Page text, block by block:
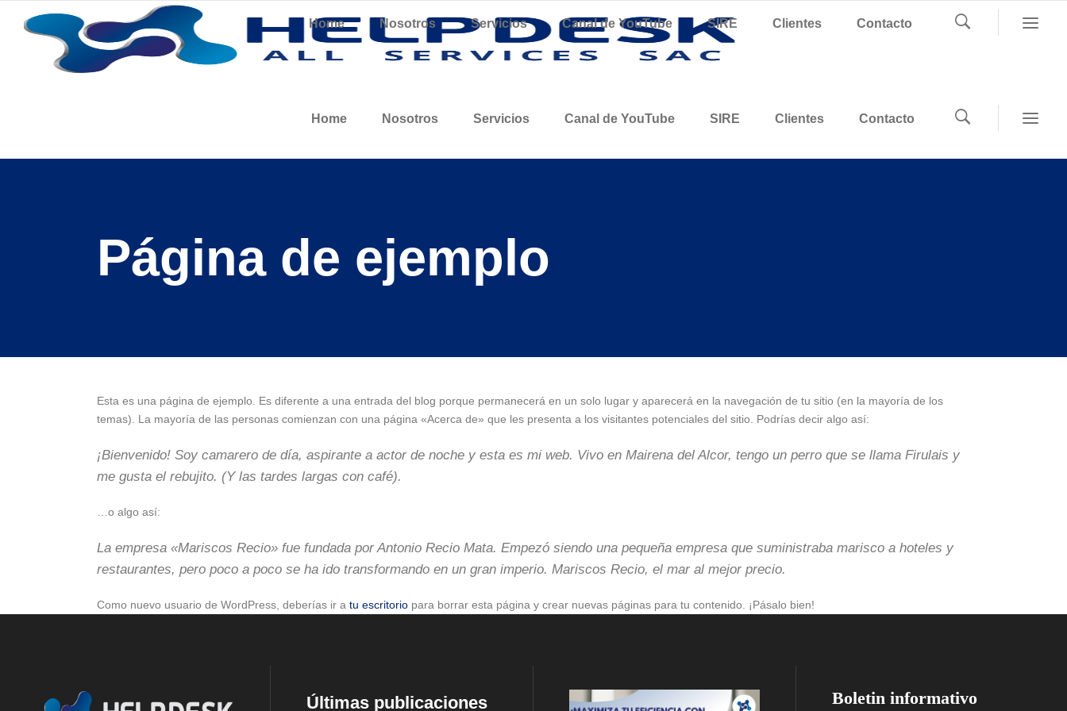
Home Nosotros Servicios Canal de YouTube SIRE Clientes Contacto
Home Nosotros Servicios Canal de YouTube SIRE Clientes Contacto
Página de ejemplo
Esta es una página de ejemplo. Es diferente a una entrada del blog porque permanecerá en un solo lugar y aparecerá en la navegación de tu sitio (en la mayoría de los
temas). La mayoría de las personas comienzan con una página «Acerca de» que les presenta a los visitantes potenciales del sitio. Podrías decir algo así:
¡Bienvenido! Soy camarero de día, aspirante a actor de noche y esta es mi web. Vivo en Mairena del Alcor, tengo un perro que se llama Firulais y
me gusta el rebujito. (Y las tardes largas con café).
…o algo así:
La empresa «Mariscos Recio» fue fundada por Antonio Recio Mata. Empezó siendo una pequeña empresa que suministraba marisco a hoteles y
restaurantes, pero poco a poco se ha ido transformando en un gran imperio. Mariscos Recio, el mar al mejor precio.
Como nuevo usuario de WordPress, deberías ir a tu escritorio para borrar esta página y crear nuevas páginas para tu contenido. ¡Pásalo bien!
Últimas publicaciones Boletin informativo